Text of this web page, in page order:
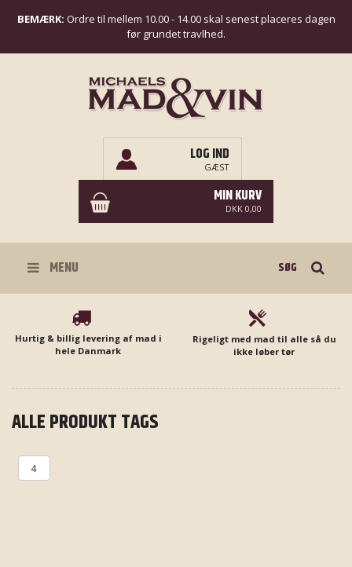
BEMÆRK: Ordre til mellem 10.00 - 14.00 skal senest placeres dagen
før grundet travlhed.
LOG IND
GÆST
MIN KURV
DKK 0,00
MENU
Hurtig & billig levering af mad i
hele Danmark
Rigeligt med mad til alle så du
ikke løber tør
ALLE PRODUKT TAGS
4